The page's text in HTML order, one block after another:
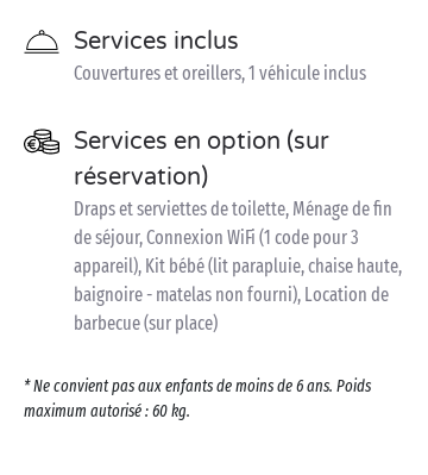
Services inclus
Couvertures et oreillers, 1 véhicule inclus
Services en option (sur
réservation)
Draps et serviettes de toilette, Ménage de fin
de séjour, Connexion WiFi (1 code pour 3
appareil), Kit bébé (lit parapluie, chaise haute,
baignoire - matelas non fourni), Location de
barbecue (sur place)
* Ne convient pas aux enfants de moins de 6 ans. Poids
maximum autorisé : 60 kg.